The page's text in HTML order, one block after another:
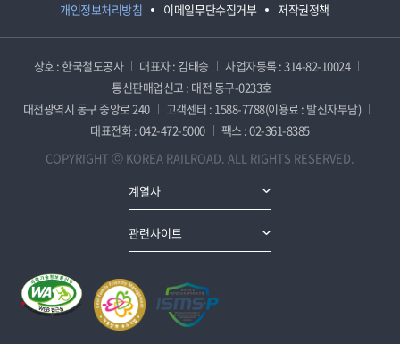
개인정보처리방침 이메일무단수집거부 저작권정책
상호 : 한국철도공사 대표자 : 김태승
사업자등록 : 314-82-10024
통신판매업신고 : 대전 동구-0233호
대전광역시 동구 중앙로 240
고객센터 : 1588-7788(이용료 : 발신자부담)
대표전화 : 042-472-5000
팩스 : 02-361-8385
COPYRIGHT ⓒ KOREA RAILROAD. ALL RIGHTS RESERVED.
계열사
관련사이트